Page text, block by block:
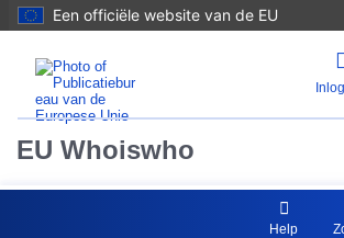
Een officiële website van de EU
EU Whoiswho
Help